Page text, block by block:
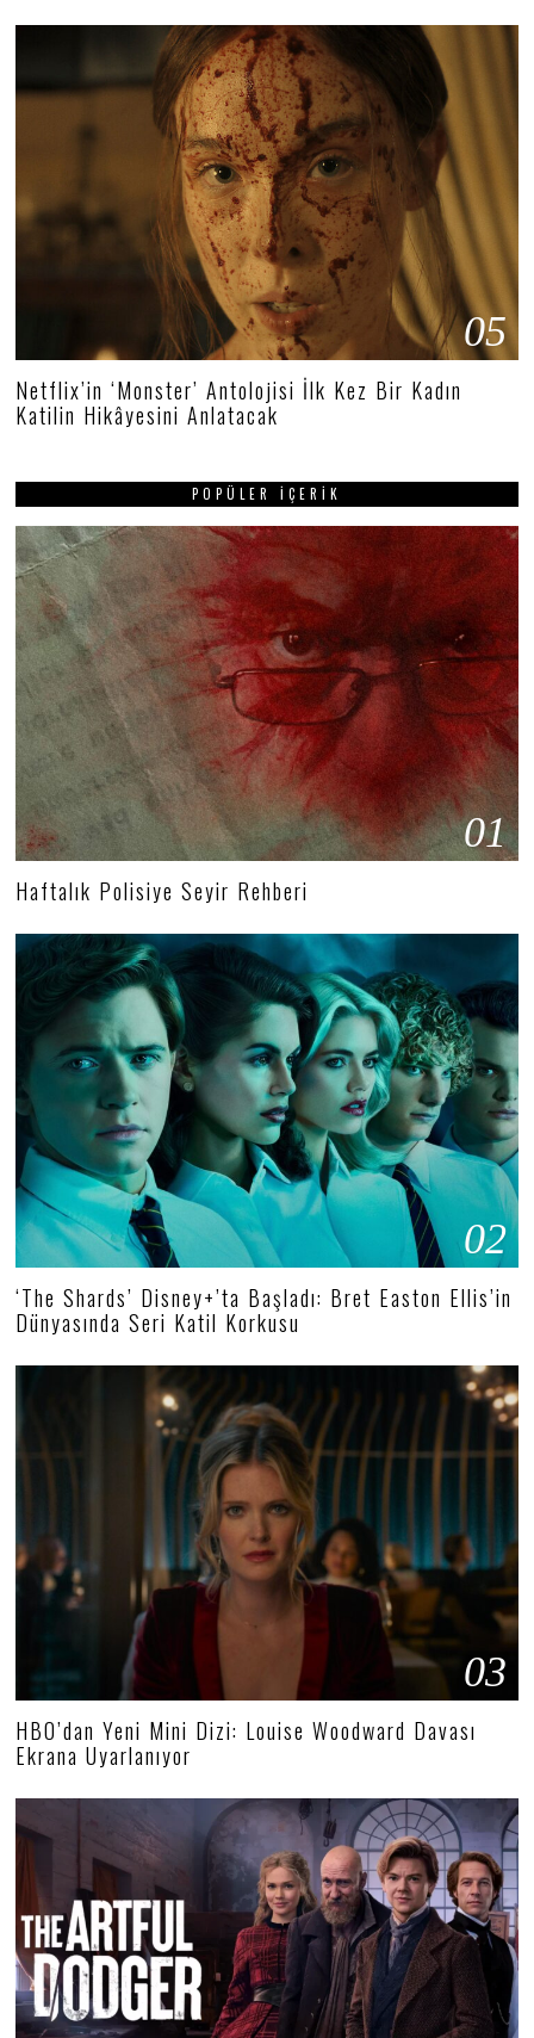
05
Netflix’in ‘Monster’ Antolojisi İlk Kez Bir Kadın
Katilin Hikâyesini Anlatacak
POPÜLER İÇERIK
01
Haftalık Polisiye Seyir Rehberi
02
‘The Shards’ Disney+’ta Başladı: Bret Easton Ellis’in
Dünyasında Seri Katil Korkusu
03
HBO’dan Yeni Mini Dizi: Louise Woodward Davası
Ekrana Uyarlanıyor